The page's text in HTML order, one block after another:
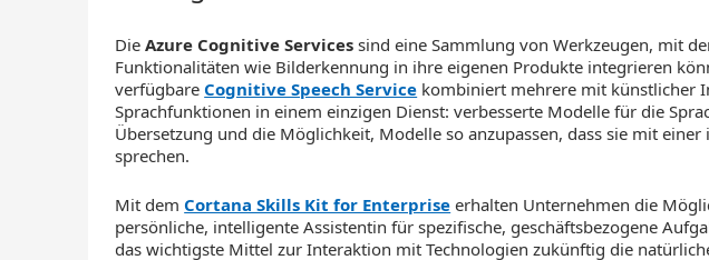
DieAzure Cognitive Servicessind eine Sammlung von Werkzeugen, mit
Funktionalitäten wie Bilderkennung in ihre eigenen Produkte integrieren
verfügbare Cognitive Speech Service kombiniert mehrere mit künstlicher
Sprachfunktionen in einem einzigen Dienst: verbesserte Modelle für die
Übersetzung und die Möglichkeit, Modelle so anzupassen, dass sie mit
sprechen.
Mit dem Cortana Skills Kit for Enterprise erhalten Unternehmen die
persönliche, intelligente Assistentin für spezifische, geschäftsbezogene
das wichtigste Mittel zur Interaktion mit Technologien zukünftig die